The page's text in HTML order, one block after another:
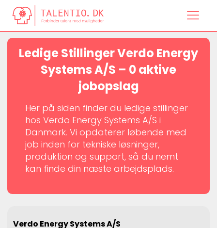
Ledige Stillinger Verdo Energy
Systems A/S – 0 aktive
jobopslag
Her på siden finder du ledige stillinger
hos Verdo Energy Systems A/S i
Danmark. Vi opdaterer løbende med
job inden for tekniske løsninger,
produktion og support, så du nemt
kan finde din næste arbejdsplads.
Verdo Energy Systems A/S